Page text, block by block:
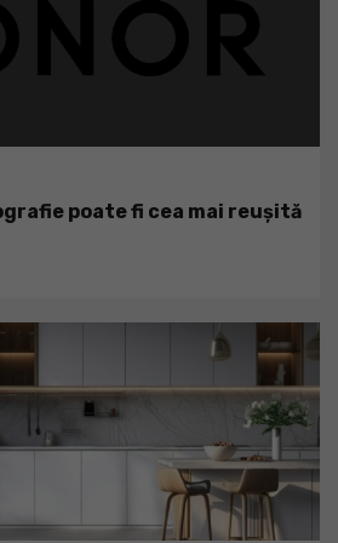
poate fi cea mai reușită